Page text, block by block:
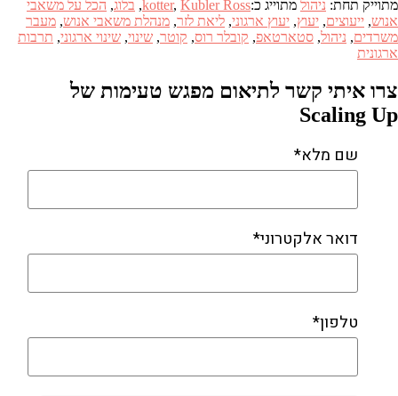
מתוייק תחת: ניהול מתוייג כ: kotter, Kubler Ross
, בלוג, הכל על משאבי
אנוש, ייעוצים, יעוץ, יעוץ ארגוני, ליאת לזר, מנהלת משאבי אנוש, מעבר
משרדים, ניהול, סטארטאפ, קובלר רוס, קוטר, שינוי, שינוי ארגוני, תרבות
ארגונית
צרו איתי קשר לתיאום מפגש טעימות של
Scaling Up
שם מלא*
דואר אלקטרוני*
טלפון*